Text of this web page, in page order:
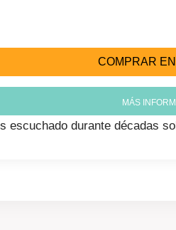
COMPRAR
MÁS
escuchado durante décadas